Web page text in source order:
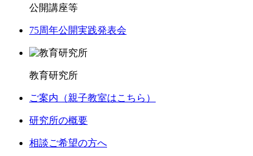
公開講座等
75周年公開実践発表会
教育研究所
ご案内（親子教室はこちら）
研究所の概要
相談ご希望の方へ